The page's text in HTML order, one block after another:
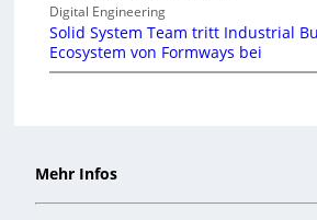
Digital Engineering
Solid System Team tritt Industrial
Ecosystem von Formways bei
Mehr Infos